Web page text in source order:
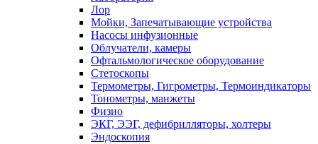
Лор
Мойки, Запечатывающие устройства
Насосы инфузионные
Облучатели, камеры
Офтальмологическое оборудование
Стетоскопы
Термометры, Гигрометры, Термоиндикаторы
Тонометры, манжеты
Физио
ЭКГ, ЭЭГ, дефибрилляторы, холтеры
Эндоскопия